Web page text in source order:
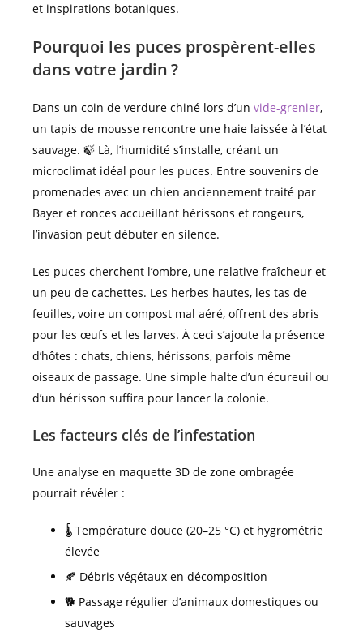
et inspirations botaniques.
Pourquoi les puces prospèrent-elles
dans votre jardin ?
Dans un coin de verdure chiné lors d’un vide-grenier,
un tapis de mousse rencontre une haie laissée à l’état
sauvage. 🍃 Là, l’humidité s’installe, créant un
microclimat idéal pour les puces. Entre souvenirs de
promenades avec un chien anciennement traité par
Bayer et ronces accueillant hérissons et rongeurs,
l’invasion peut débuter en silence.
Les puces cherchent l’ombre, une relative fraîcheur et
un peu de cachettes. Les herbes hautes, les tas de
feuilles, voire un compost mal aéré, offrent des abris
pour les œufs et les larves. À ceci s’ajoute la présence
d’hôtes : chats, chiens, hérissons, parfois même
oiseaux de passage. Une simple halte d’un écureuil ou
d’un hérisson suffira pour lancer la colonie.
Les facteurs clés de l’infestation
Une analyse en maquette 3D de zone ombragée
pourrait révéler :
🌡️ Température douce (20–25 °C) et hygrométrie
élevée
🍂 Débris végétaux en décomposition
🐕 Passage régulier d’animaux domestiques ou
sauvages